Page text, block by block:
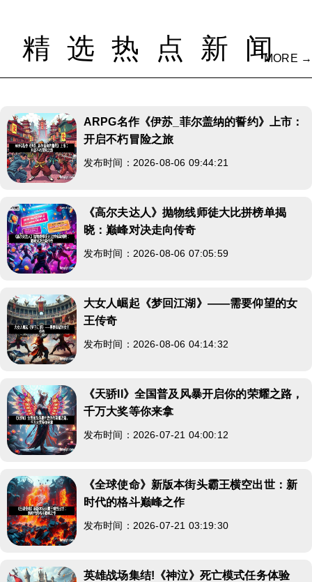
精选热点新闻
MORE →
ARPG名作《伊苏_菲尔盖纳的誓约》上市：
开启不朽冒险之旅
发布时间：2026-08-06 09:44:21
《高尔夫达人》抛物线师徒大比拼榜单揭
晓：巅峰对决走向传奇
发布时间：2026-08-06 07:05:59
大女人崛起《梦回江湖》——需要仰望的女
王传奇
发布时间：2026-08-06 04:14:32
《天骄II》全国普及风暴开启你的荣耀之路，
千万大奖等你来拿
发布时间：2026-07-21 04:00:12
《全球使命》新版本街头霸王横空出世：新
时代的格斗巅峰之作
发布时间：2026-07-21 03:19:30
英雄战场集结!《神泣》死亡模式任务体验